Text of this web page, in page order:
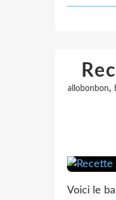
allobonbon,
Voici le